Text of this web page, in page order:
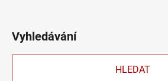
Vyhledávání
HLEDAT